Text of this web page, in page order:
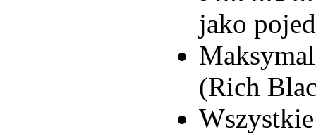
jako
(Rich